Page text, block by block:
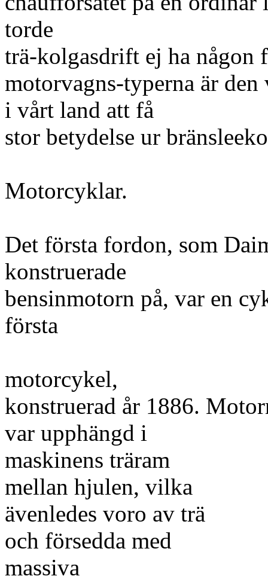
torde
trä-kolgasdrift ej ha någon
motorvagns-typerna är
i vårt land att få
stor betydelse ur
Motorcyklar.
Det första fordon, som
konstruerade
bensinmotorn på, var en
första
motorcykel,
konstruerad år 1886.
var upphängd i
maskinens träram
mellan hjulen, vilka
ävenledes voro av trä
och försedda med
massiva